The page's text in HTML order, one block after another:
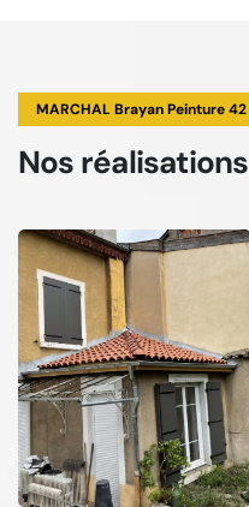
MARCHAL Brayan Peinture 42
Nos réalisations